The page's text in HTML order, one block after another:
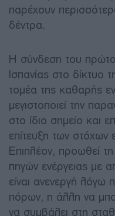
παρέχουν
δέντρα.
Η σύνδεση του
Ισπανίας στο δίκτυο
τομέα της καθαρής
μεγιστοποιεί την
στο ίδιο σημείο και
επίτευξη των στόχων
Επιπλέον, προωθεί
πηγών ενέργειας με
είναι ανενεργή λόγω
πόρων, η άλλη να
να συμβάλει στη